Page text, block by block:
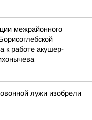
межрайонного
к работе акушер-
лужи изобрели